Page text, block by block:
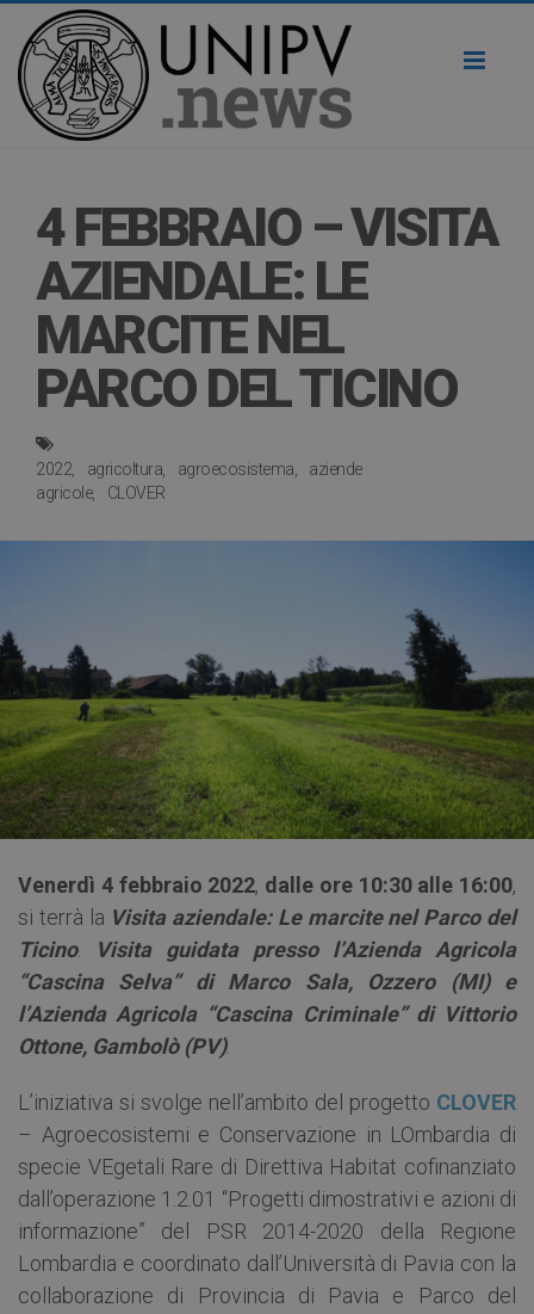
4 FEBBRAIO – VISITA
AZIENDALE: LE
MARCITE NEL
PARCO DEL TICINO
2022 agricoltura agroecosistema
aziende
agricole
CLOVER
Venerdì 4 febbraio 2022, dalle ore 10:30 alle 16:00,
si terrà la Visita aziendale: Le marcite nel Parco del
Ticino.
Visita guidata presso l’Azienda Agricola
“Cascina Selva” di Marco Sala, Ozzero (MI) e
l’Azienda Agricola “Cascina Criminale” di Vittorio
Ottone, Gambolò (PV).
L’iniziativa si svolge nell’ambito del progetto CLOVER
– Agroecosistemi e Conservazione in LOmbardia di
specie VEgetali Rare di Direttiva Habitat cofinanziato
dall’operazione 1.2.01 “Progetti dimostrativi e azioni di
informazione” del PSR 2014-2020 della Regione
Lombardia e coordinato dall’Università di Pavia con la
collaborazione di Provincia di Pavia e Parco del